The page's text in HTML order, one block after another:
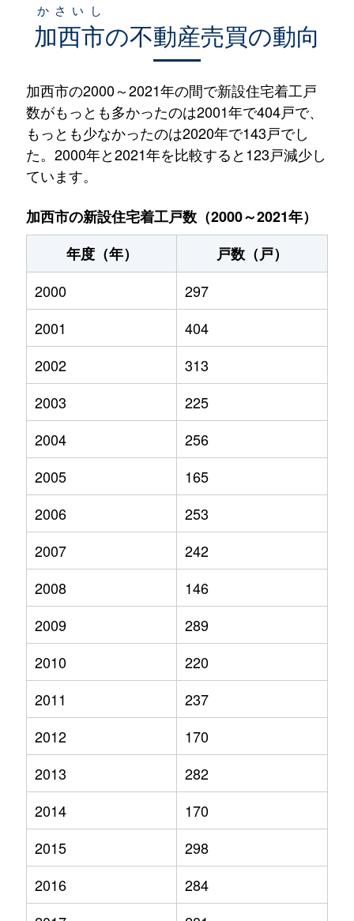
加西市
かさいし
の不動産売買の動向
加西市の2000～2021年の間で新設住宅着工戸
数がもっとも多かったのは2001年で404戸で、
もっとも少なかったのは2020年で143戸でし
た。2000年と2021年を比較すると123戸減少し
ています。
加西市の新設住宅着工戸数（2000～2021年）
年度（年）
戸数（戸）
2000
297
2001
404
2002
313
2003
225
2004
256
2005
165
2006
253
2007
242
2008
146
2009
289
2010
220
2011
237
2012
170
2013
282
2014
170
2015
298
2016
284